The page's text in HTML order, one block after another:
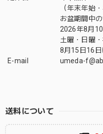
（年末年始
お盆期間中
2026年8月
土曜・日曜
8月15日16日
E-mail
umeda-
送料について